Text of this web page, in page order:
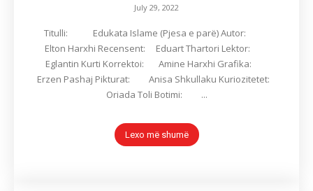
July 29, 2022
Titulli: Edukata Islame (Pjesa e parë) Autor:
Elton Harxhi Recensent: Eduart Thartori Lektor:
Eglantin Kurti Korrektoi: Amine Harxhi Grafika:
Erzen Pashaj Pikturat: Anisa Shkullaku Kuriozitetet:
Oriada Toli Botimi: ...
Lexo më shumë